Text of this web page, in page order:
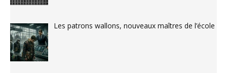
Les patrons wallons, nouveaux maîtres de l’école